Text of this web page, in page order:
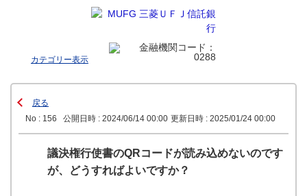
カテゴリー表示
戻る
No : 156
公開日時 : 2024/06/14 00:00 更新日時 : 2025/01/24 00:00
議決権行使書のQRコードが読み込めないのです
が、どうすればよいですか？